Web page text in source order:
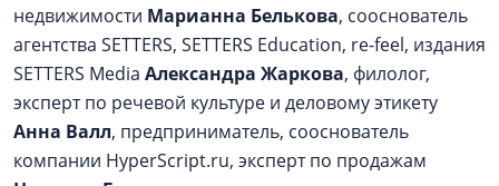
недвижимости Марианна Белькова, сооснователь
агентства SETTERS, SETTERS Education, re-feel, издания
SETTERS Media Александра Жаркова, филолог,
эксперт по речевой культуре и деловому этикету
Анна Валл, предприниматель, сооснователь
компании HyperScript.ru, эксперт по продажам